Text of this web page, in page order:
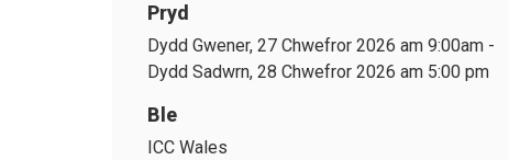
Pryd
Dydd Gwener, 27 Chwefror 2026 am 9:00am -
Dydd Sadwrn, 28 Chwefror 2026 am 5:00 pm
Ble
ICC Wales